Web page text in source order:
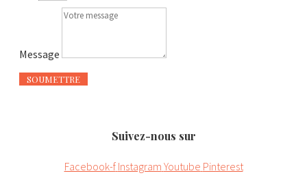
Message
SOUMETTRE
Suivez-nous sur
Facebook-f Instagram Youtube Pinterest